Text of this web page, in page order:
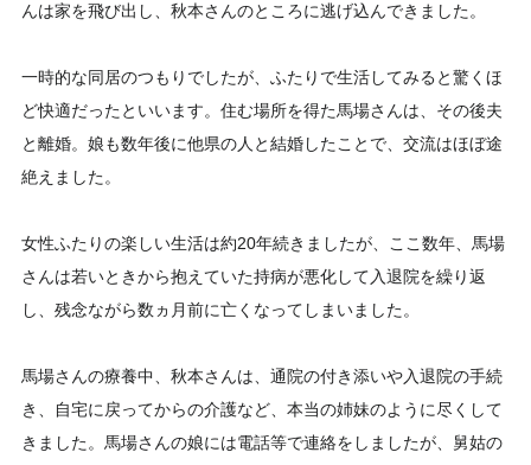
んは家を飛び出し、秋本さんのところに逃げ込んできました。
一時的な同居のつもりでしたが、ふたりで生活してみると驚くほ
ど快適だったといいます。住む場所を得た馬場さんは、その後夫
と離婚。娘も数年後に他県の人と結婚したことで、交流はほぼ途
絶えました。
女性ふたりの楽しい生活は約20年続きましたが、ここ数年、馬場
さんは若いときから抱えていた持病が悪化して入退院を繰り返
し、残念ながら数ヵ月前に亡くなってしまいました。
馬場さんの療養中、秋本さんは、通院の付き添いや入退院の手続
き、自宅に戻ってからの介護など、本当の姉妹のように尽くして
きました。馬場さんの娘には電話等で連絡をしましたが、舅姑の